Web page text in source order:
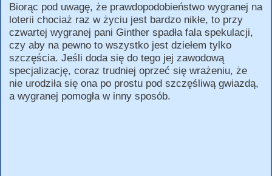
Biorąc pod uwagę, że prawdopodobieństwo wygranej na
loterii chociaż raz w życiu jest bardzo nikłe, to przy
czwartej wygranej pani Ginther spadła fala spekulacji,
czy aby na pewno to wszystko jest dziełem tylko
szczęścia. Jeśli doda się do tego jej zawodową
specjalizację, coraz trudniej oprzeć się wrażeniu, że
nie urodziła się ona po prostu pod szczęśliwą gwiazdą,
a wygranej pomogła w inny sposób.